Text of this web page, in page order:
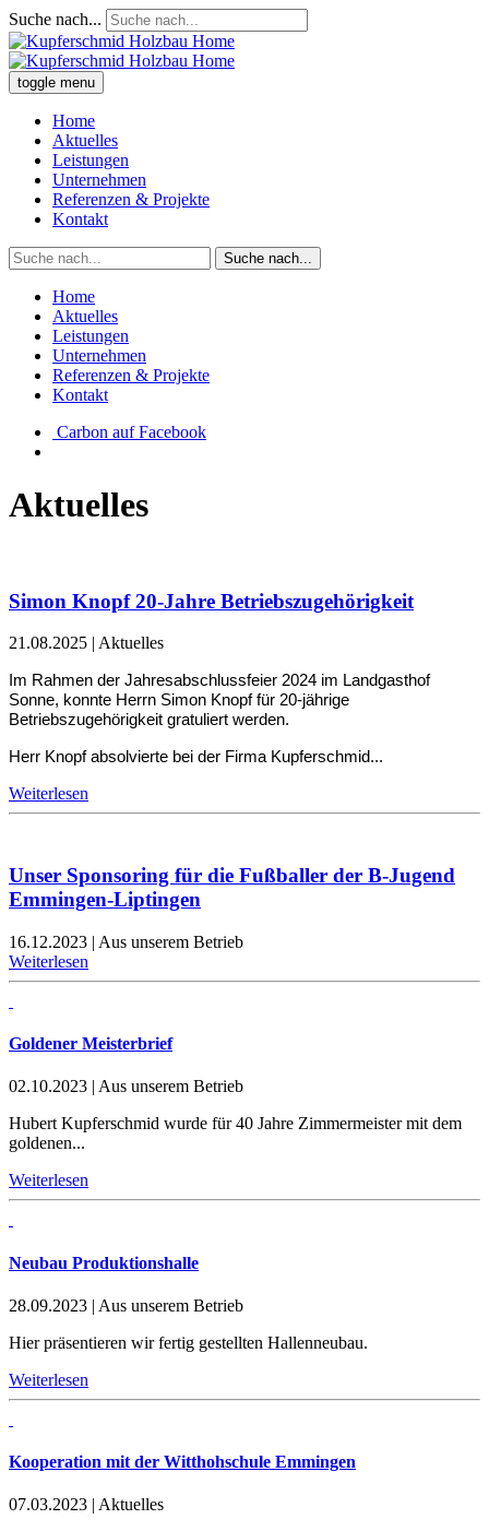
Suche nach...
toggle menu
Home
Aktuelles
Leistungen
Unternehmen
Referenzen & Projekte
Kontakt
Suche nach...
Home
Aktuelles
Leistungen
Unternehmen
Referenzen & Projekte
Kontakt
Carbon auf Facebook
Aktuelles
Simon Knopf 20-Jahre Betriebszugehörigkeit
21.08.2025 | Aktuelles
Im Rahmen der Jahresabschlussfeier 2024 im Landgasthof
Sonne, konnte Herrn Simon Knopf für 20-jährige
Betriebszugehörigkeit gratuliert werden.
Herr Knopf absolvierte bei der Firma Kupferschmid...
Weiterlesen
Unser Sponsoring für die Fußballer der B-Jugend
Emmingen-Liptingen
16.12.2023 | Aus unserem Betrieb
Weiterlesen
Goldener Meisterbrief
02.10.2023 | Aus unserem Betrieb
Hubert Kupferschmid wurde für 40 Jahre Zimmermeister mit dem
goldenen...
Weiterlesen
Neubau Produktionshalle
28.09.2023 | Aus unserem Betrieb
Hier präsentieren wir fertig gestellten Hallenneubau.
Weiterlesen
Kooperation mit der Witthohschule Emmingen
07.03.2023 | Aktuelles